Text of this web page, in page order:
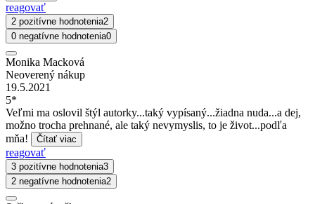
reagovať
2 pozitívne hodnotenia2
0 negatívne hodnotenia0
Monika Macková
Neoverený nákup
19.5.2021
5*
Veľmi ma oslovil štýl autorky...taký vypísaný...žiadna nuda...a dej,
možno trocha prehnané, ale taký nevymyslis, to je život...podľa
mňa!
Čítať viac
reagovať
3 pozitívne hodnotenia3
2 negatívne hodnotenia2